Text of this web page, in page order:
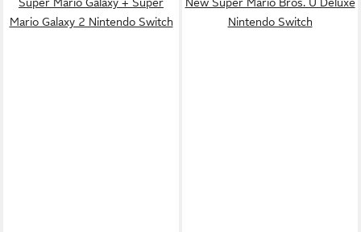
Mario Galaxy 2 Nintendo Switch
Nintendo Switch